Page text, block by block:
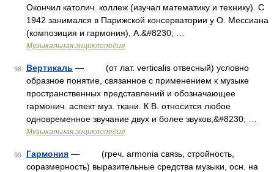
Окончил католич. коллеж (изучал математику и технику). С
1942 занимался в Парижской консерватории у О. Мессиана
(композиция и гармония), А.&#8230; …
Музыкальная энциклопедия
98 Вертикаль — (от лат. verticalis отвесный) условно
образное понятие, связанное с применением к музыке
пространственных представлений и обозначающее
гармонич. аспект муз. ткани. К В. относится любое
одновременное звучание двух и более звуков,&#8230; …
Музыкальная энциклопедия
99 Гармония — (греч. armonia связь, стройность,
соразмерность) выразительные средства музыки, осн. на